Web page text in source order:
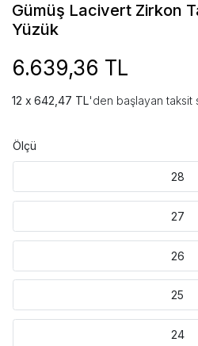
Gümüş Lacivert Zirkon
Yüzük
6.639,36 TL
642,47 TL'den başlayan
Ölçü
28
27
26
25
24